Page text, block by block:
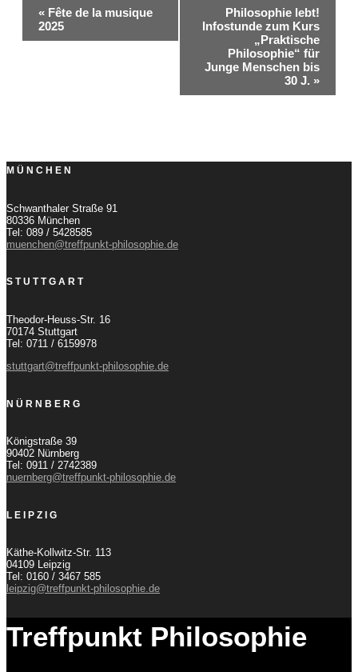
Veranstaltung-
Navigation
« Fête de la musique
2025
Philosophie lebt!
Infostunde zum Kurs
„Praktische
Philosophie“ für
Junge Menschen bis
30 J. »
MÜNCHEN
Schwanthaler Straße 91
80336 München
Tel: 089 / 5428585
muenchen@treffpunkt-philosophie.de
STUTTGART
Theodor-Heuss-Str. 16
70174 Stuttgart
Tel: 0711 / 6159978
stuttgart@treffpunkt-philosophie.de
NÜRNBERG
Königstraße 39
90402 Nürnberg
Tel: 0911 / 2742389
nuernberg@treffpunkt-philosophie.de
LEIPZIG
Käthe-Kollwitz-Str. 113
04109 Leipzig
Tel: 0160 / 3467 585
leipzig@treffpunkt-philosophie.de
Treffpunkt Philosophie